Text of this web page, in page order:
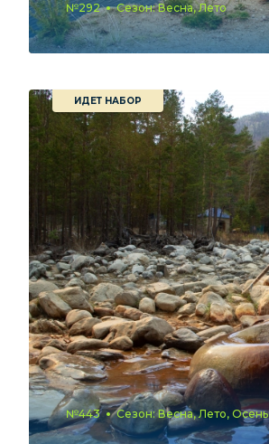
№292 Сезон: Весна, Лето
ИДЕТ НАБОР
№443 Сезон: Весна, Лето, Осень